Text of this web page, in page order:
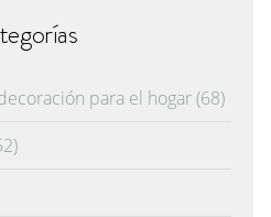
para el hogar(68)